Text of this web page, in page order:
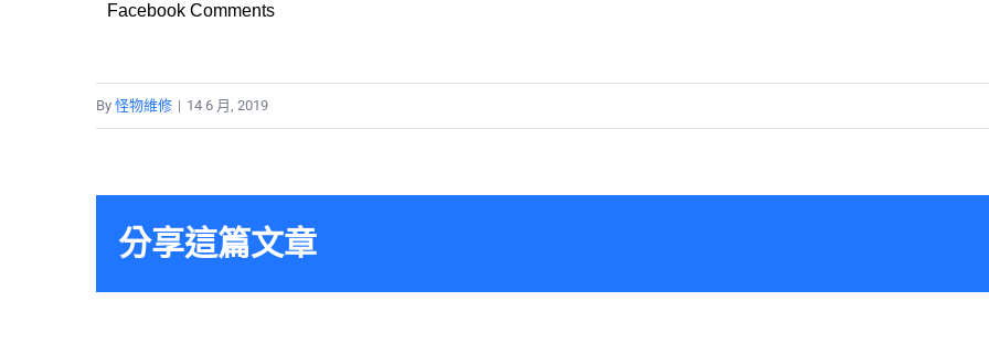
Facebook Comments
By 怪物維修 | 14 6 月, 2019
分享這篇文章